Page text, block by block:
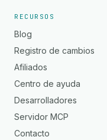
RECURSOS
Blog
Registro de cambios
Afiliados
Centro de ayuda
Desarrolladores
Servidor MCP
Contacto